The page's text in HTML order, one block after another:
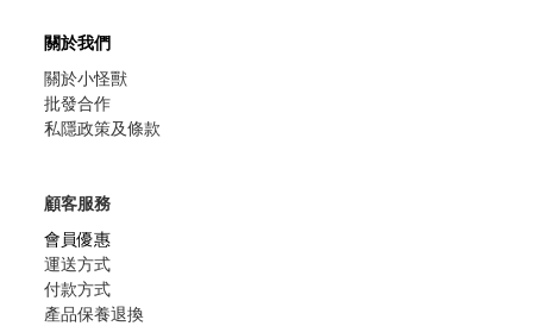
關於我們
關於小怪獸
批發合作
私隱政策及條款
顧客服務
會員優惠
運送方式
付款方式
產品保養退換